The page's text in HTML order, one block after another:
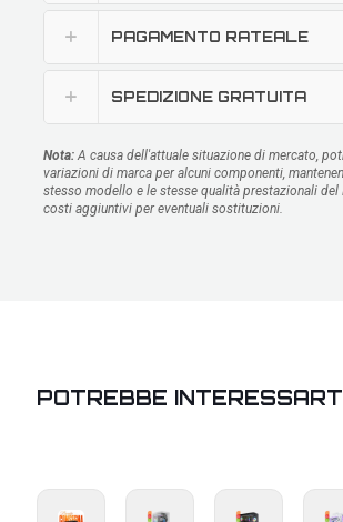
PAGAMENTO RATEALE
SPEDIZIONE GRATUITA
Nota: A causa dell'attuale situazione di mercato,
variazioni di marca per alcuni componenti,
stesso modello e le stesse qualità prestazionali del
costi aggiuntivi per eventuali sostituzioni.
POTREBBE